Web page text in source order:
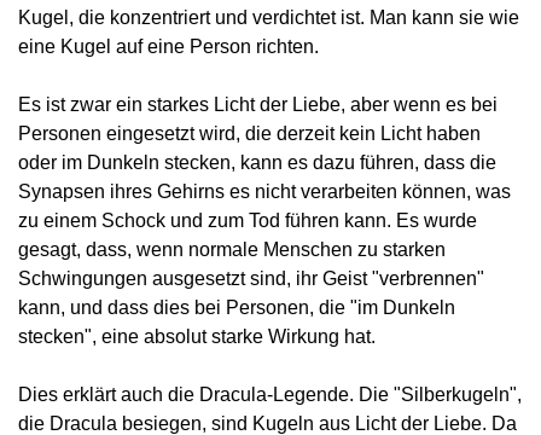
Kugel, die konzentriert und verdichtet ist. Man kann sie wie
eine Kugel auf eine Person richten.
Es ist zwar ein starkes Licht der Liebe, aber wenn es bei
Personen eingesetzt wird, die derzeit kein Licht haben
oder im Dunkeln stecken, kann es dazu führen, dass die
Synapsen ihres Gehirns es nicht verarbeiten können, was
zu einem Schock und zum Tod führen kann. Es wurde
gesagt, dass, wenn normale Menschen zu starken
Schwingungen ausgesetzt sind, ihr Geist "verbrennen"
kann, und dass dies bei Personen, die "im Dunkeln
stecken", eine absolut starke Wirkung hat.
Dies erklärt auch die Dracula-Legende. Die "Silberkugeln",
die Dracula besiegen, sind Kugeln aus Licht der Liebe. Da